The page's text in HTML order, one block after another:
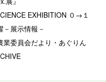
EXHIBITION ０→１
展示情報－
業委員会だより・あぐりん